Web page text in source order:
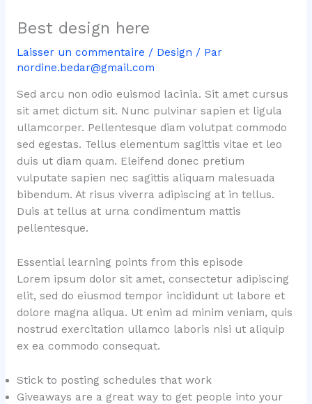
Best design here
Laisser un commentaire / Design / Par
nordine.bedar@gmail.com
Sed arcu non odio euismod lacinia. Sit amet cursus
sit amet dictum sit. Nunc pulvinar sapien et ligula
ullamcorper. Pellentesque diam volutpat commodo
sed egestas. Tellus elementum sagittis vitae et leo
duis ut diam quam. Eleifend donec pretium
vulputate sapien nec sagittis aliquam malesuada
bibendum. At risus viverra adipiscing at in tellus.
Duis at tellus at urna condimentum mattis
pellentesque.
Essential learning points from this episode
Lorem ipsum dolor sit amet, consectetur adipiscing
elit, sed do eiusmod tempor incididunt ut labore et
dolore magna aliqua. Ut enim ad minim veniam, quis
nostrud exercitation ullamco laboris nisi ut aliquip
ex ea commodo consequat.
Stick to posting schedules that work
Giveaways are a great way to get people into your